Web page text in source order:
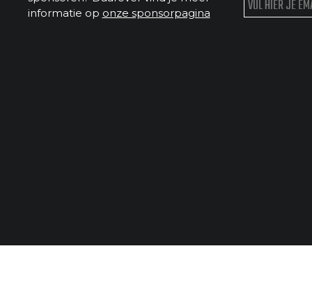
informatie op onze sponsorpagina